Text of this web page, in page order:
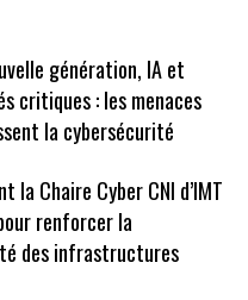
génération, IA et
critiques : les menaces
la cybersécurité
la Chaire Cyber CNI d’IMT
renforcer la
des infrastructures